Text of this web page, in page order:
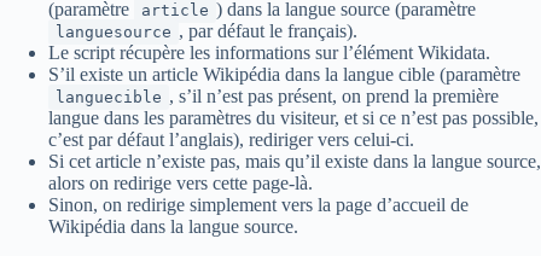
(paramètre
article ) dans la langue source (paramètre
languesource , par défaut le français).
Le script récupère les informations sur l’élément Wikidata.
S’il existe un article Wikipédia dans la langue cible (paramètre
languecible , s’il n’est pas présent, on prend la première
langue dans les paramètres du visiteur, et si ce n’est pas possible,
c’est par défaut l’anglais), rediriger vers celui-ci.
Si cet article n’existe pas, mais qu’il existe dans la langue source,
alors on redirige vers cette page-là.
Sinon, on redirige simplement vers la page d’accueil de
Wikipédia dans la langue source.